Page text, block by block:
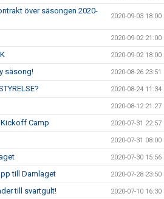
över säsongen 2020-
2020-09-03 18:00
2020-09-02 21:00
2020-09-02 18:00
säsong! 2020-08-26 23:51
2020-08-24 11:34
2020-08-12 21:27
Camp 2020-07-31 22:57
2020-07-31 08:00
2020-07-30 15:56
till Damlaget 2020-07-28 23:50
till svartgult! 2020-07-10 16:30